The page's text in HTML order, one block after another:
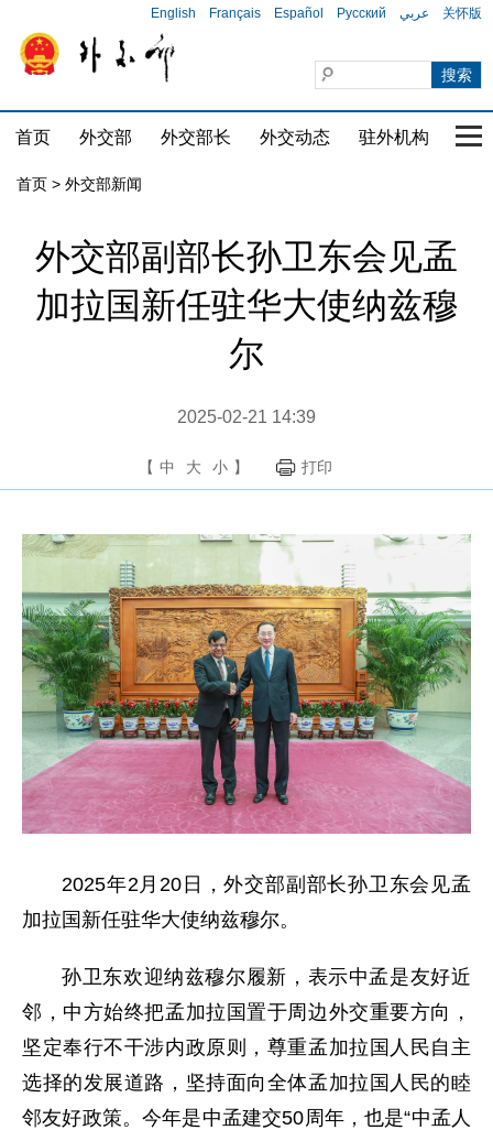
English Français Español Русский عربي 关怀版
首页 外交部 外交部长 外交动态 驻外机构 国
首页 > 外交部新闻
外交部副部长孙卫东会见孟
加拉国新任驻华大使纳兹穆
尔
2025-02-21 14:39
【 中 大 小 】 打印
2025年2月20日，外交部副部长孙卫东会见孟
加拉国新任驻华大使纳兹穆尔。
孙卫东欢迎纳兹穆尔履新，表示中孟是友好近
邻，中方始终把孟加拉国置于周边外交重要方向，
坚定奉行不干涉内政原则，尊重孟加拉国人民自主
选择的发展道路，坚持面向全体孟加拉国人民的睦
邻友好政策。今年是中孟建交50周年，也是“中孟人